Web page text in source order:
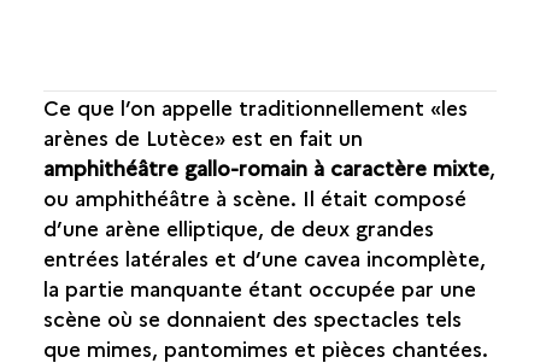
LA NÉCROPOLE SAINT-JACQUES
LES OCCUPATIONS RURALES
UNE VILLE STRUCTURÉE PAR LE FLEUVE
LA MISE EN SCÈNE DE LA VILLE SUR LA MONTAGNE
SAINTE-GENEVIÈVE
UN PLAN QUADRILLÉ
Ce que l’on appelle traditionnellement «les
arènes de Lutèce» est en fait un
amphithéâtre gallo-romain à caractère mixte,
ou amphithéâtre à scène. Il était composé
d’une arène elliptique, de deux grandes
entrées latérales et d’une cavea incomplète,
la partie manquante étant occupée par une
scène où se donnaient des spectacles tels
que mimes, pantomimes et pièces chantées.